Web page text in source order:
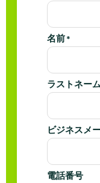
名前*
ラストネー
ビジネスメ
電話番号